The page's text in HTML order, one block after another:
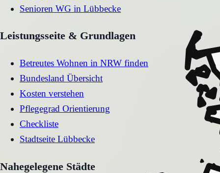
Senioren WG in Lübbecke
Leistungsseite & Grundlagen
Betreutes Wohnen in NRW finden
Bundesland Übersicht
Kosten verstehen
Pflegegrad Orientierung
Checkliste
Stadtseite Lübbecke
Nahegelegene Städte